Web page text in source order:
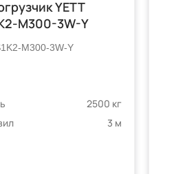
YETT
M300-3W-Y
M300-3W-Y
2500 кг
3 м